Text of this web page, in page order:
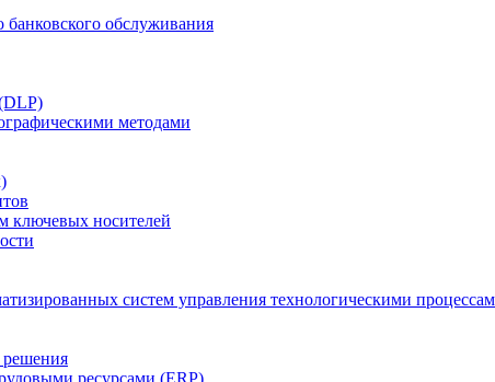
обслуживания
методами
ключевых носителей
систем управления технологическими
решения
ресурсами (ERP)